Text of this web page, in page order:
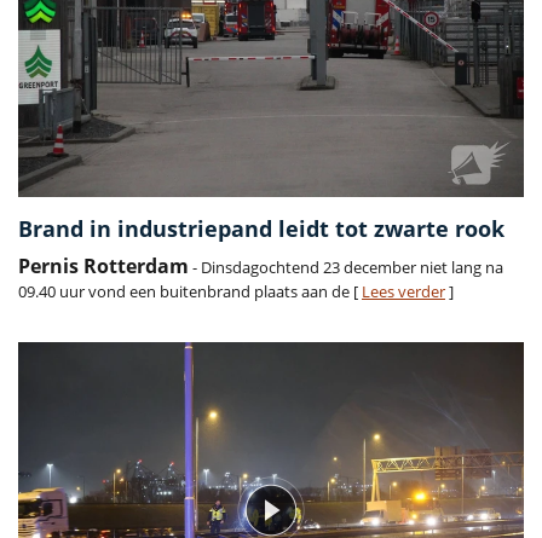
Brand in industriepand leidt tot zwarte rook
Pernis Rotterdam - Dinsdagochtend 23 december niet lang na
09.40 uur vond een buitenbrand plaats aan de [ Lees verder]